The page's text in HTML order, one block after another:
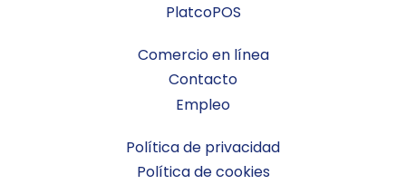
PlatcoPOS
Comercio en línea
Contacto
Empleo
Política de privacidad
Política de cookies